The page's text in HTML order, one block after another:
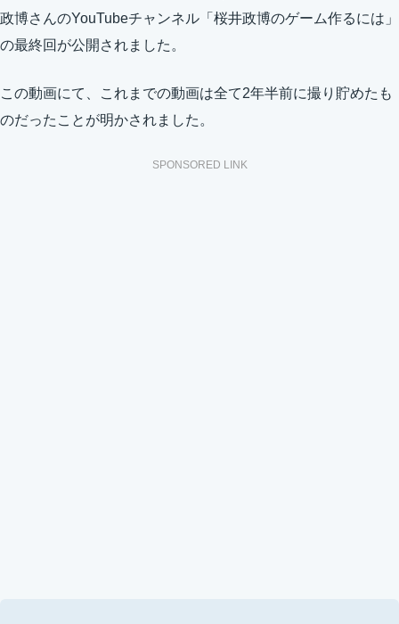
政博さんのYouTubeチャンネル「桜井政博のゲーム作るには」
の最終回が公開されました。
この動画にて、これまでの動画は全て2年半前に撮り貯めたも
のだったことが明かされました。
SPONSORED LINK